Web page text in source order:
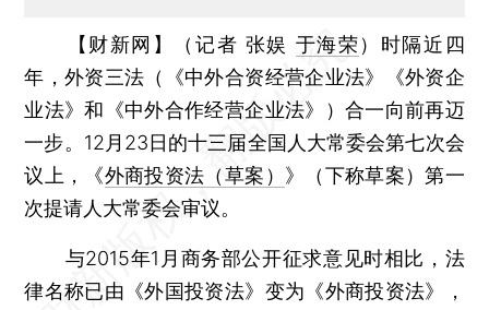
【财新网】（记者 张娱 于海荣） 时隔近四
年，外资三法（《中外合资经营企业法》《外资企
业法》和《中外合作经营企业法》）合一向前再迈
一步。12月23日的十三届全国人大常委会第七次会
议上，《外商投资法（草案） 》（下称草案）第一
次提请人大常委会审议。
与2015年1月商务部公开征求意见时相比，法
律名称已由《外国投资法》变为《外商投资法》，